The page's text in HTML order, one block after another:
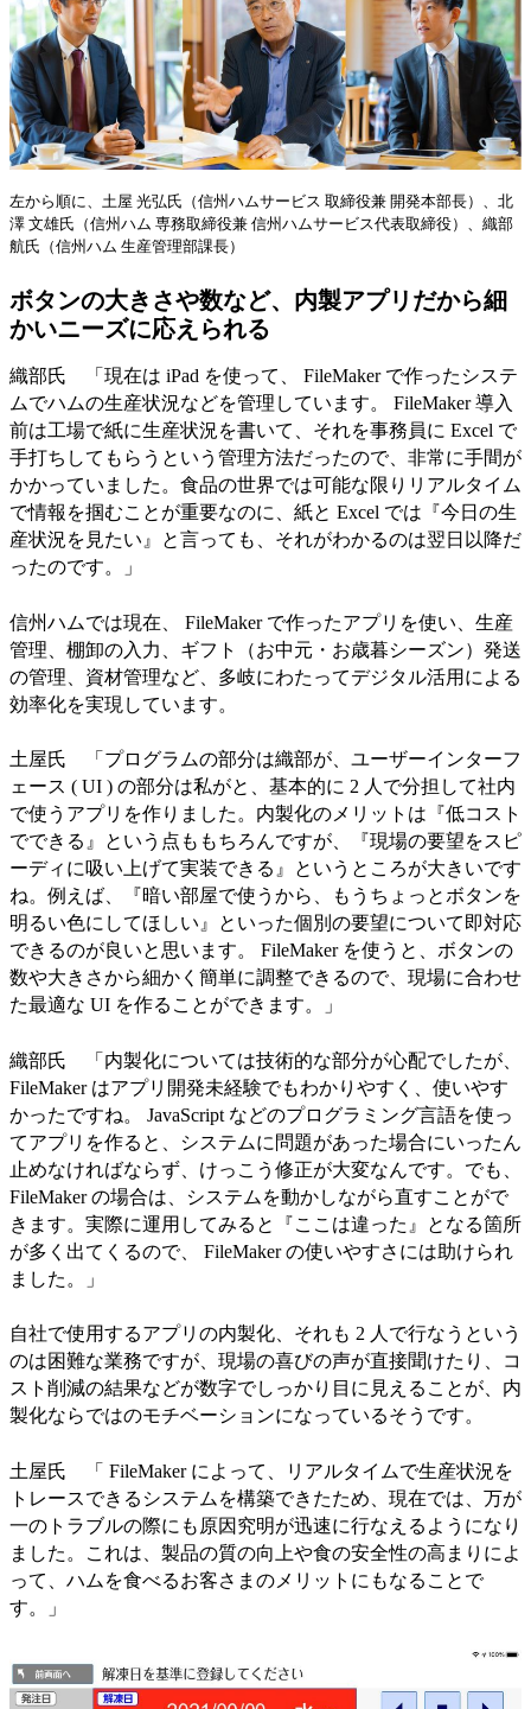
左から順に、土屋 光弘氏（信州ハムサービス 取締役兼 開発本部長）、北
澤 文雄氏（信州ハム 専務取締役兼 信州ハムサービス代表取締役）、織部
航氏（信州ハム 生産管理部課長）
ボタンの大きさや数など、内製アプリだから細
かいニーズに応えられる
織部氏 「現在は iPad を使って、 FileMaker で作ったシステ
ムでハムの生産状況などを管理しています。 FileMaker 導入
前は工場で紙に生産状況を書いて、それを事務員に Excel で
手打ちしてもらうという管理方法だったので、非常に手間が
かかっていました。食品の世界では可能な限りリアルタイム
で情報を掴むことが重要なのに、紙と Excel では『今日の生
産状況を見たい』と言っても、それがわかるのは翌日以降だ
ったのです。」
信州ハムでは現在、 FileMaker で作ったアプリを使い、生産
管理、棚卸の入力、ギフト（お中元・お歳暮シーズン）発送
の管理、資材管理など、多岐にわたってデジタル活用による
効率化を実現しています。
土屋氏 「プログラムの部分は織部が、ユーザーインターフ
ェース ( UI ) の部分は私がと、基本的に 2 人で分担して社内
で使うアプリを作りました。内製化のメリットは『低コスト
でできる』という点ももちろんですが、『現場の要望をスピ
ーディに吸い上げて実装できる』というところが大きいです
ね。例えば、『暗い部屋で使うから、もうちょっとボタンを
明るい色にしてほしい』といった個別の要望について即対応
できるのが良いと思います。 FileMaker を使うと、ボタンの
数や大きさから細かく簡単に調整できるので、現場に合わせ
た最適な UI を作ることができます。」
織部氏 「内製化については技術的な部分が心配でしたが、
FileMaker はアプリ開発未経験でもわかりやすく、使いやす
かったですね。 JavaScript などのプログラミング言語を使っ
てアプリを作ると、システムに問題があった場合にいったん
止めなければならず、けっこう修正が大変なんです。でも、
FileMaker の場合は、システムを動かしながら直すことがで
きます。実際に運用してみると『ここは違った』となる箇所
が多く出てくるので、 FileMaker の使いやすさには助けられ
ました。」
自社で使用するアプリの内製化、それも 2 人で行なうという
のは困難な業務ですが、現場の喜びの声が直接聞けたり、コ
スト削減の結果などが数字でしっかり目に見えることが、内
製化ならではのモチベーションになっているそうです。
土屋氏 「 FileMaker によって、リアルタイムで生産状況を
トレースできるシステムを構築できたため、現在では、万が
一のトラブルの際にも原因究明が迅速に行なえるようになり
ました。これは、製品の質の向上や食の安全性の高まりによ
って、ハムを食べるお客さまのメリットにもなることで
す。」